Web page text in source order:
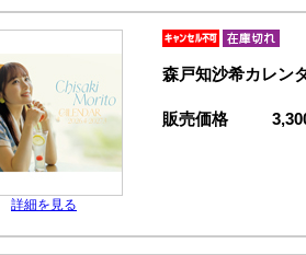
詳細を見る
森戸知沙希カレン
販売価格